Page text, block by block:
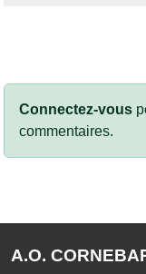
Connectez-vous
commentaires.
A.O.